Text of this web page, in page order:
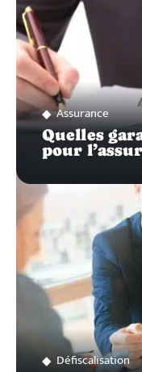
Assurance
Quelles
pour
Défiscalisation